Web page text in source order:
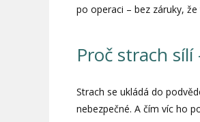
po operaci – bez záruky,
Proč strach
Strach se ukládá do
nebezpečné. A čím víc ho